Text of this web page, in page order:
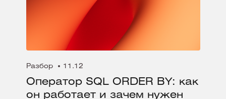
Разбор 11.12
Оператор SQL ORDER BY: как
он работает и зачем нужен